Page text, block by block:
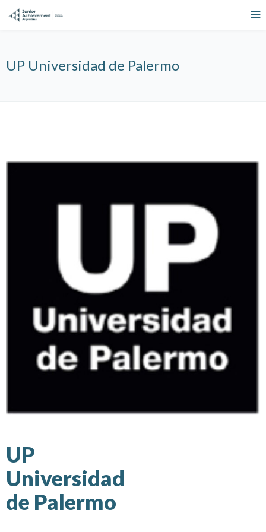
UP Universidad de Palermo
UP
Universidad
de Palermo